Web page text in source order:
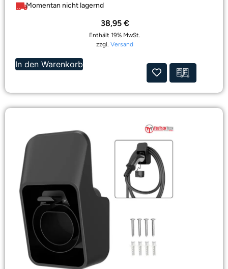
Momentan nicht lagernd
38,95 €
Enthält 19% MwSt.
zzgl. Versand
In den Warenkorb